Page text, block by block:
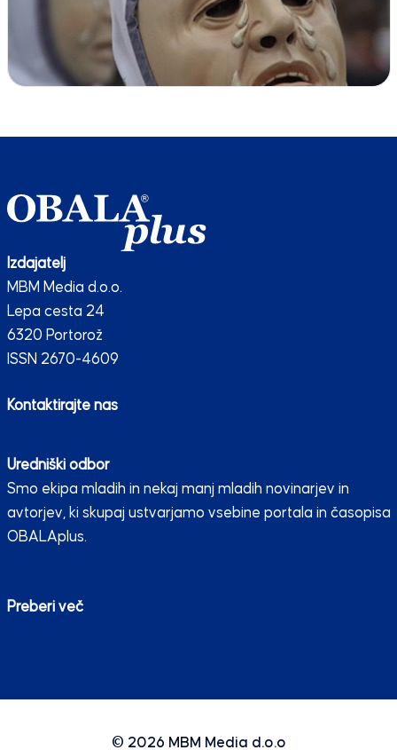
Izdajatelj
MBM Media d.o.o.
Lepa cesta 24
6320 Portorož
ISSN 2670-4609
Kontaktirajte nas
Uredniški odbor
Smo ekipa mladih in nekaj manj mladih novinarjev in
avtorjev, ki skupaj ustvarjamo vsebine portala in časopisa
OBALAplus.
Preberi več
© 2026 MBM Media d.o.o